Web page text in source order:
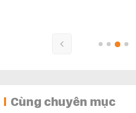
Cùng chuyên mục